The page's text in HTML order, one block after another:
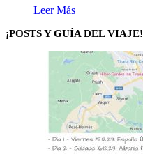
Leer Más
¡POSTS Y GUÍA DEL VIAJE!